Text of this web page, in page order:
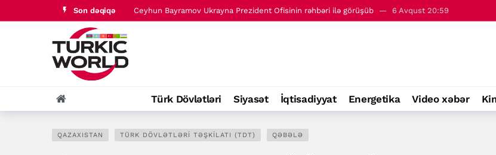
Son dəqiqə Ceyhun Bayramov Ukrayna Prezident Ofisinin rəhbəri ilə görüşüb 6 Avqust 20:59
Türk Dövlətləri Siyasət İqtisadiyyat Energetika Video xəbər
QAZAXISTAN TÜRK DÖVLƏTLƏRI TƏŞKILATI (TDT) QƏBƏLƏ